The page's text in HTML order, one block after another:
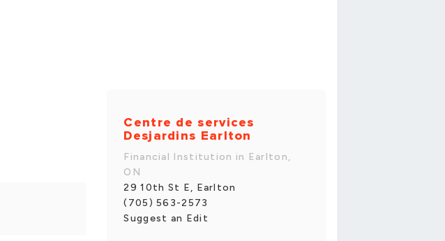
Centre de services
Desjardins Earlton
Financial Institution in Earlton,
ON
29 10th St E, Earlton
(705) 563-2573
Suggest an Edit